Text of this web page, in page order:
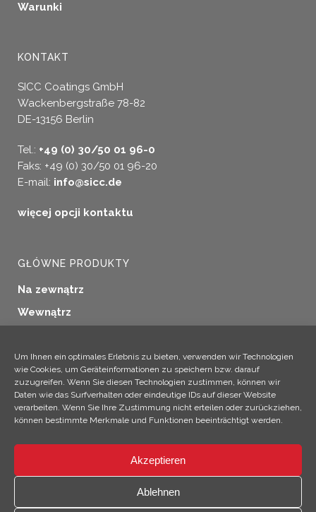
Um Ihnen ein optimales Erlebnis zu bieten, verwenden wir Technologien
wie Cookies, um Geräteinformationen zu speichern bzw. darauf
zuzugreifen. Wenn Sie diesen Technologien zustimmen, können wir
Daten wie das Surfverhalten oder eindeutige IDs auf dieser Website
verarbeiten. Wenn Sie Ihre Zustimmung nicht erteilen oder zurückziehen,
können bestimmte Merkmale und Funktionen beeinträchtigt werden.
Akzeptieren
Ablehnen
Warunki
KONTAKT
SICC Coatings GmbH
Wackenbergstraße 78-82
DE-13156 Berlin
Tel.: +49 (0) 30/50 01 96-0
Faks: +49 (0) 30/50 01 96-20
E-mail: info@sicc.de
więcej opcji kontaktu
GŁÓWNE PRODUKTY
Na zewnątrz
Wewnątrz
Konserwacja drewna
Zastosowania przemysłowe
Produkty dodatkowe
© 2026 SICC Coatings GmbH
Hej! Jestem Climo!